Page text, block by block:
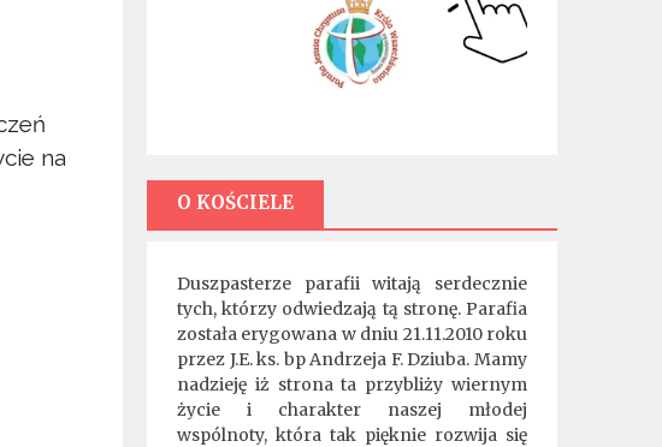
na
O KOŚCIELE
Duszpasterze parafii witają serdecznie
tych, którzy odwiedzają tą stronę. Parafia
została erygowana w dniu 21.11.2010 roku
przez J.E. ks. bp Andrzeja F. Dziuba. Mamy
nadzieję iż strona ta przybliży wiernym
życie i charakter naszej młodej
wspólnoty, która tak pięknie rozwija się